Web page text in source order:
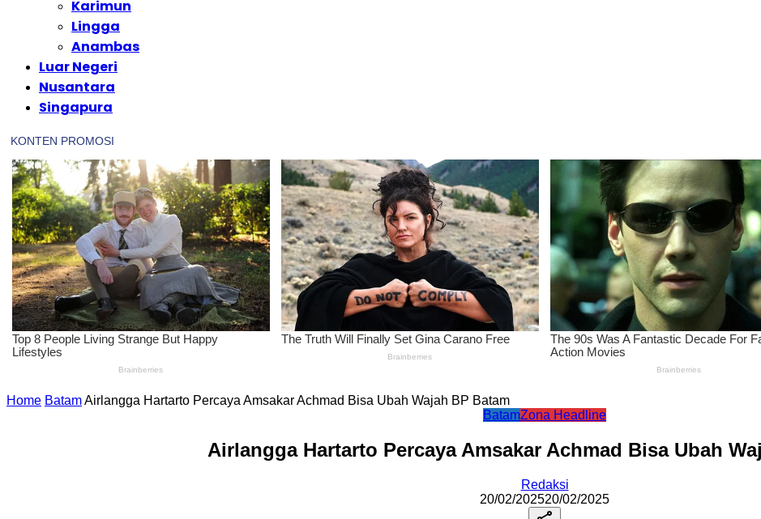
Karimun
Lingga
Anambas
Luar Negeri
Nusantara
Singapura
Home BatamAirlangga Hartarto Percaya Amsakar Achmad Bisa Ubah Wajah BP Batam
BatamZona Headline
Airlangga Hartarto Percaya Amsakar Achmad Bisa Ubah
Redaksi
20/02/202520/02/2025